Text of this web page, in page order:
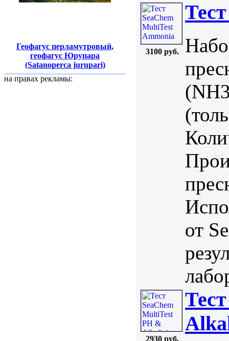
Геофагус перламутровый,
геофагус Юрупара
(Satanoperca jurupari)
на правах рекламы:
3100 руб.
от
2930 руб.